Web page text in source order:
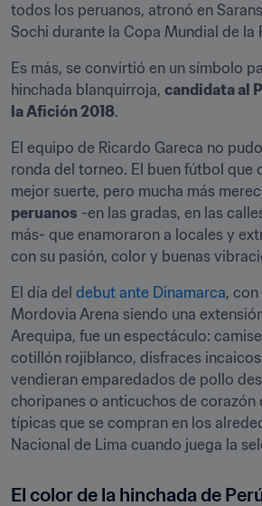
todos los peruanos, atronó en
Sochi durante la Copa Mundial de la
Es más, se convirtió en un símbolo
hinchada blanquirroja, candidata al
la Afición 2018.
El equipo de Ricardo Gareca no
ronda del torneo. El buen fútbol que
mejor suerte, pero mucha más
peruanos -en las gradas, en las
más- que enamoraron a locales y
con su pasión, color y buenas
El día del debut ante Dinamarca, con
Mordovia Arena siendo una
Arequipa, fue un espectáculo:
cotillón rojiblanco, disfraces
vendieran emparedados de pollo
choripanes o anticuchos de corazón
típicas que se compran en los
Nacional de Lima cuando juega la
El color de la hinchada de